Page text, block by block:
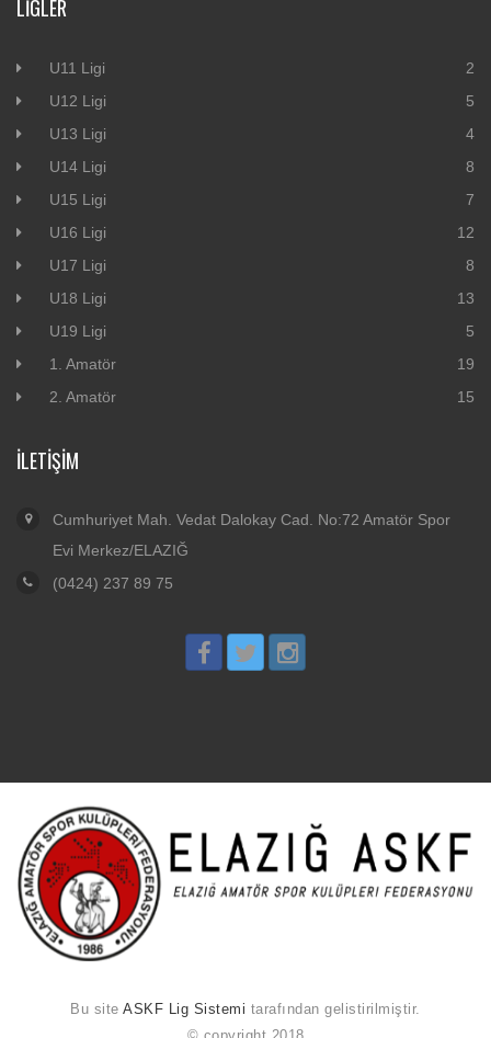
LIGLER
U11 Ligi
2
U12 Ligi
5
U13 Ligi
4
U14 Ligi
8
U15 Ligi
7
U16 Ligi
12
U17 Ligi
8
U18 Ligi
13
U19 Ligi
5
1. Amatör
19
2. Amatör
15
İLETIŞIM
Cumhuriyet Mah. Vedat Dalokay Cad. No:72 Amatör Spor
Evi Merkez/ELAZIĞ
(0424) 237 89 75
Bu siteASKF Lig Sistemi tarafından gelistirilmiştir.